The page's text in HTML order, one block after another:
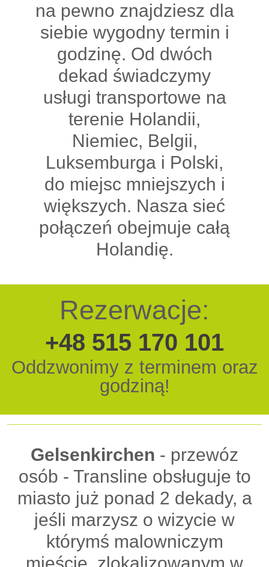
na pewno znajdziesz dla
siebie wygodny termin i
godzinę. Od dwóch
dekad świadczymy
usługi transportowe na
terenie Holandii,
Niemiec, Belgii,
Luksemburga i Polski,
do miejsc mniejszych i
większych. Nasza sieć
połączeń obejmuje całą
Holandię.
Rezerwacje:
+48 515 170 101
Oddzwonimy z terminem oraz
godziną!
Gelsenkirchen - przewóz
osób - Transline obsługuje to
miasto już ponad 2 dekady, a
jeśli marzysz o wizycie w
którymś malowniczym